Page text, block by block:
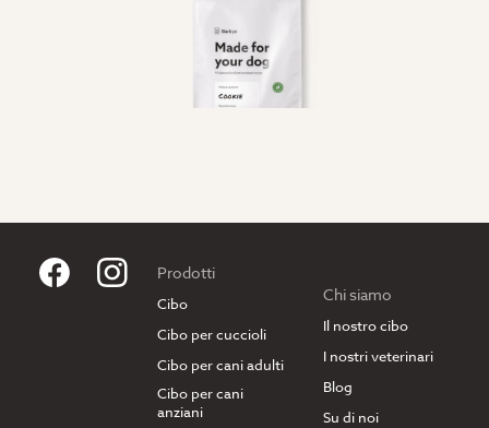
Prodotti
Cibo
Cibo per cuccioli
Cibo per cani adulti
Cibo per cani
anziani
Chi siamo
Il nostro cibo
I nostri veterinari
Blog
Su di noi